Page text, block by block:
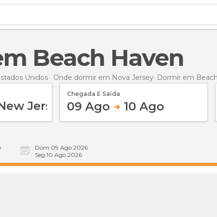
Beach Haven
Unidos Onde dormir em Nova Jersey Dormir em
Chegada E Saída
09 Ago 10 Ago
Dom 09 Ago 2026
Seg 10 Ago 2026